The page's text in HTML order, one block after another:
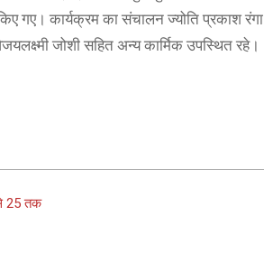
गए। कार्यक्रम का संचालन ज्योति प्रकाश रंगा
जोशी सहित अन्य कार्मिक उपस्थित रहे।
25 तक